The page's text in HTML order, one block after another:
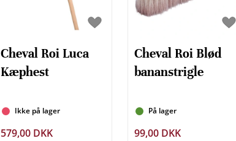
Cheval Roi Luca
Kæphest
Ikke på lager
579,00 DKK
Cheval Roi Blød
bananstrigle
På lager
99,00 DKK